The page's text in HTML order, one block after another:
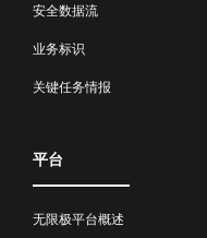
安全数据流
业务标识
关键任务情报
平台
无限极平台概述